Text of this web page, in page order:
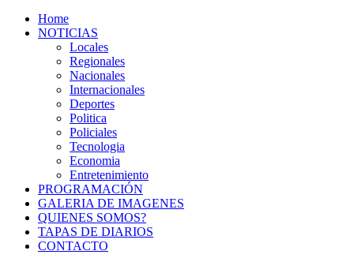
Home
NOTICIAS
Locales
Regionales
Nacionales
Internacionales
Deportes
Politica
Policiales
Tecnologia
Economia
Entretenimiento
PROGRAMACIÓN
GALERIA DE IMAGENES
QUIENES SOMOS?
TAPAS DE DIARIOS
CONTACTO